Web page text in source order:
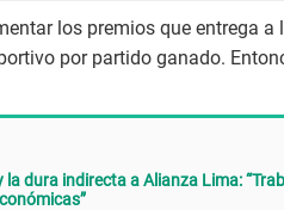
los premios que entrega
por partido ganado.
la dura indirecta a Alianza Lima: